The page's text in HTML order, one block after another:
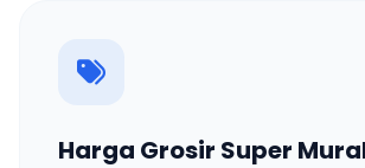
Harga Grosir Super